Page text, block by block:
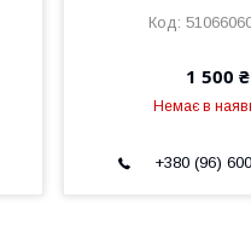
1 500 ₴
Немає в
+380 (96)